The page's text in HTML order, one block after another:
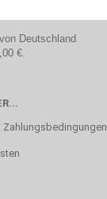
Deutschland
€.
Zahlungsbedingungen